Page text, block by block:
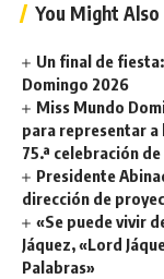
You Might
Un final de
Domingo 2026
Miss Mundo
para representar a
75.ª celebración
Presidente
dirección de
«Se puede vivir
Jáquez, «Lord
Palabras»